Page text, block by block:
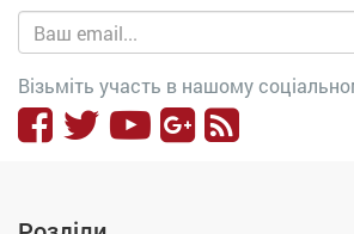
Візьміть участь в нашому